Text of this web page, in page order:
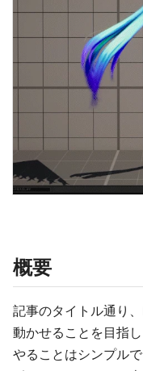
概要
記事のタイトル通り
動かせることを目指し
やることはシンプル